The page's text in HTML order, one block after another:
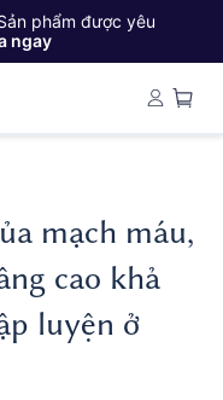
phẩm được yêu
ngay
mạch máu,
cao khả
luyện ở